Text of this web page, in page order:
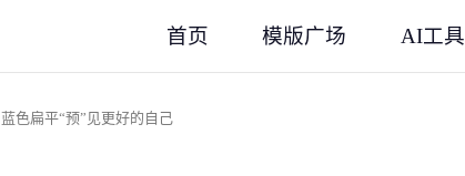
首页 模版广场 AI工具
蓝色扁平“预”见更好的自己